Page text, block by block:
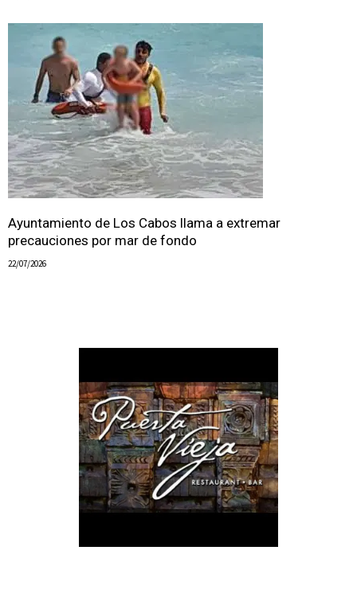
Ayuntamiento de Los Cabos llama a extremar
precauciones por mar de fondo
22/07/2026